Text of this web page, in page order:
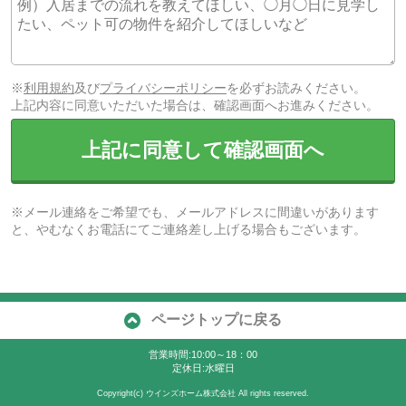
※利用規約及びプライバシーポリシーを必ずお読みください。
上記内容に同意いただいた場合は、確認画面へお進みください。
上記に同意して確認画面へ
※メール連絡をご希望でも、メールアドレスに間違いがあります
と、やむなくお電話にてご連絡差し上げる場合もございます。
ページトップに戻る
営業時間:10:00～18：00
定休日:水曜日
Copyright(c) ウインズホーム株式会社 All rights reserved.